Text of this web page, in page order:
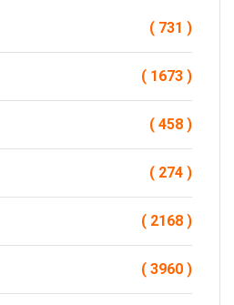
( 731 )
( 1673 )
( 458 )
( 274 )
( 2168 )
( 3960 )